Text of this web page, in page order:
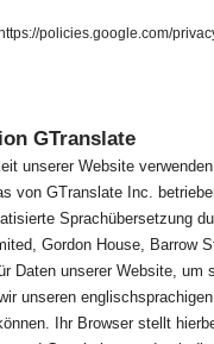
policies.google.com/
GTranslate
unserer Website
von GTranslate Inc.
Sprachübersetzung
Gordon House, Barrow
Daten unserer Website, um
unseren
Ihr Browser stellt